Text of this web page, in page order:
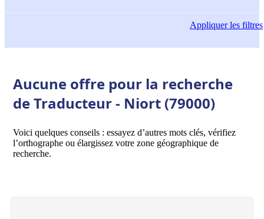
Appliquerles filtres
Aucune offre pour la recherche
de Traducteur - Niort (79000)
Voici quelques conseils : essayez d’autres mots clés, vérifiez
l’orthographe ou élargissez votre zone géographique de
recherche.